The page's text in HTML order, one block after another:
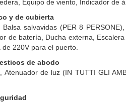
Equipo de viento, Indicador de
y de cubierta
Balsa salvavidas (PER 8
de batería, Ducha externa,
220V para el puerto.
de abodo
Atenuador de luz (IN TUTTI GLI